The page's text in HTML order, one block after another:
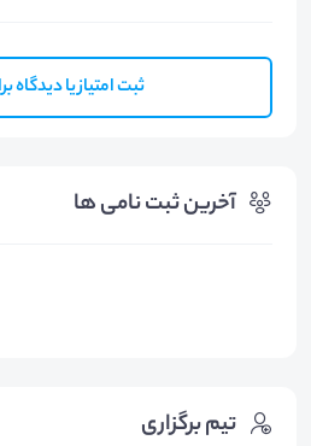
ثبت امتیاز یا دیدگاه
آخرین ثبت نامی ها
تیم برگزاری